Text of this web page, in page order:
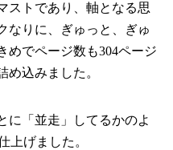
ストであり、軸となる思
なりに、ぎゅっと、ぎゅ
めでページ数も304ページ
め込みました。
に「並走」してるかのよ
上げました。